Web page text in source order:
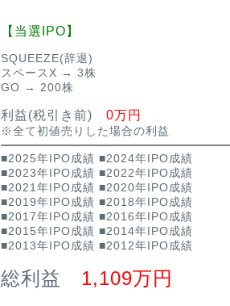
【当選IPO】
SQUEEZE(辞退)
スペースX → 3株
GO → 200株
利益(税引き前) 0万円
※全て初値売りした場合の利益
■2025年IPO成績 ■2024年IPO成績
■2023年IPO成績 ■2022年IPO成績
■2021年IPO成績 ■2020年IPO成績
■2019年IPO成績 ■2018年IPO成績
■2017年IPO成績 ■2016年IPO成績
■2015年IPO成績 ■2014年IPO成績
■2013年IPO成績 ■2012年IPO成績
総利益 1,109万円